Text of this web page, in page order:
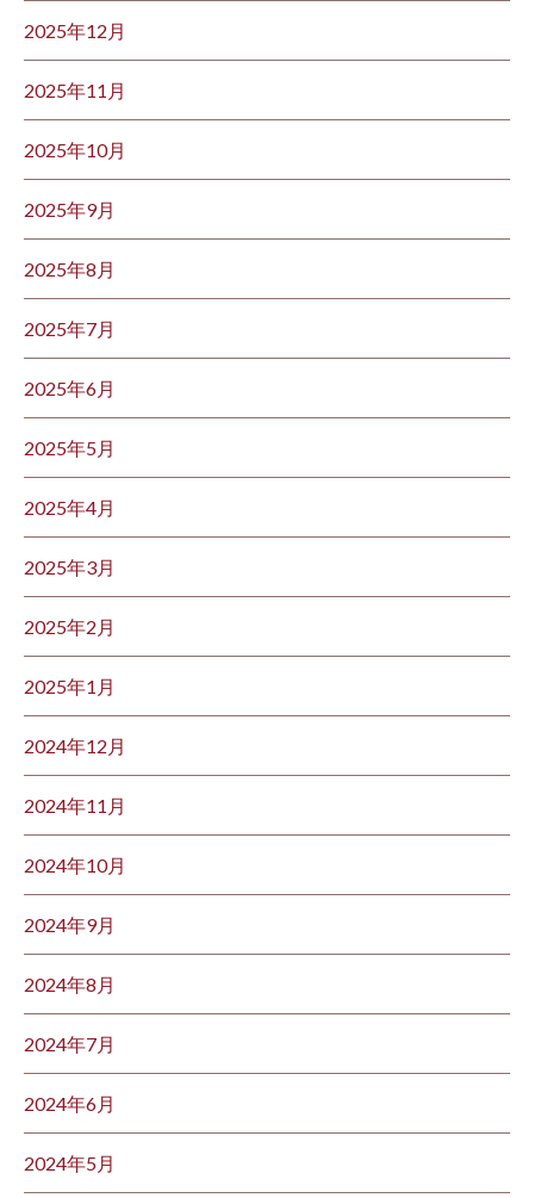
2025年12月
2025年11月
2025年10月
2025年9月
2025年8月
2025年7月
2025年6月
2025年5月
2025年4月
2025年3月
2025年2月
2025年1月
2024年12月
2024年11月
2024年10月
2024年9月
2024年8月
2024年7月
2024年6月
2024年5月